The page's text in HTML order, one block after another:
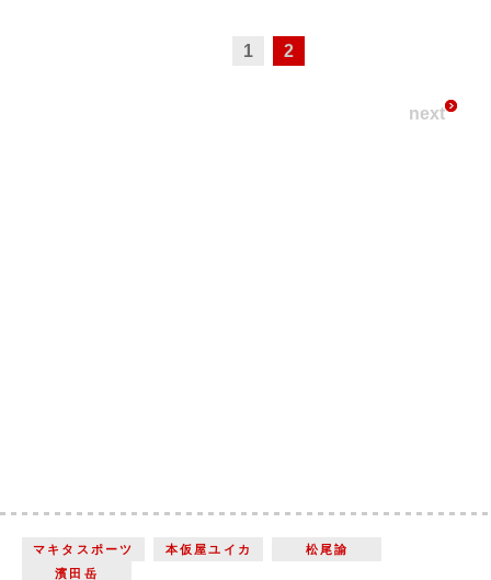
1 2
next
マキタスポーツ 本仮屋ユイカ
松尾諭
濱田岳